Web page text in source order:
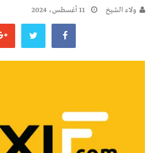
ولاء الشيخ 11 أغسطس، 2024